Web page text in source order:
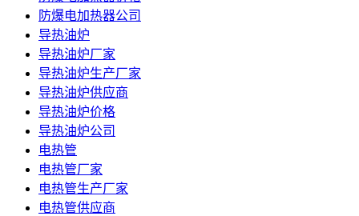
防爆电加热器公司
导热油炉
导热油炉厂家
导热油炉生产厂家
导热油炉供应商
导热油炉价格
导热油炉公司
电热管
电热管厂家
电热管生产厂家
电热管供应商